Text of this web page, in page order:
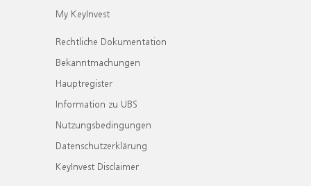
My KeyInvest
Rechtliche Dokumentation
Bekanntmachungen
Hauptregister
Information zu UBS
Nutzungsbedingungen
Datenschutzerklärung
KeyInvest Disclaimer